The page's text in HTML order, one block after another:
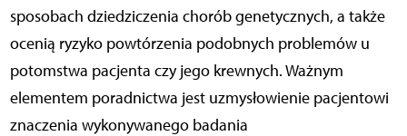
sposobach dziedziczenia chorób genetycznych, a także
ocenią ryzyko powtórzenia podobnych problemów u
potomstwa pacjenta czy jego krewnych. Ważnym
elementem poradnictwa jest uzmysłowienie pacjentowi
znaczenia wykonywanego badania